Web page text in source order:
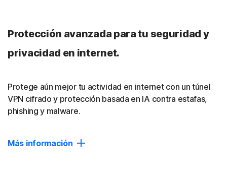
Múltiples protocolos
IPSec y nuestro propio Mimic con cifrado poscuántico,
Bloqueador de anuncios
Protección avanzada para tu seguridad y
privacidad en internet.
Protege aún mejor tu actividad en internet con un túnel
VPN cifrado y protección basada en IA contra estafas,
phishing y malware.
Más información